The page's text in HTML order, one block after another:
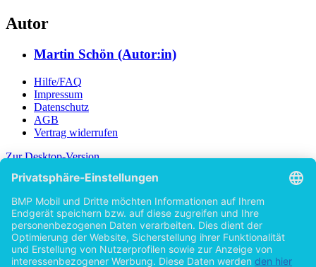
Autor
Martin Schön (Autor:in)
Hilfe/FAQ
Impressum
Datenschutz
AGB
Vertrag widerrufen
Zur Desktop-Version
powered
byOpen Publishing
Zurück